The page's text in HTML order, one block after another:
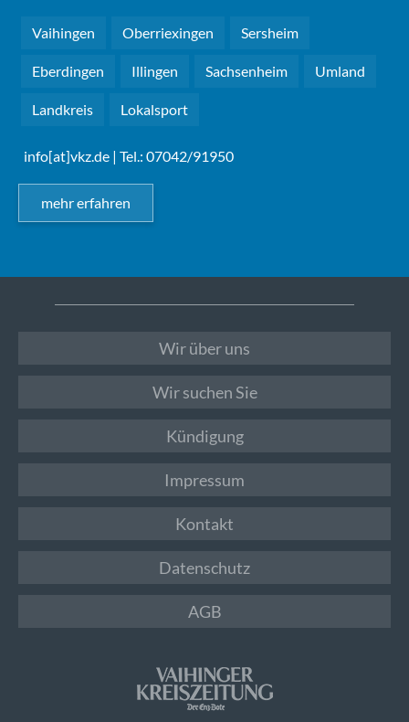
Vaihingen Oberriexingen Sersheim
Eberdingen Illingen Sachsenheim Umland
Landkreis Lokalsport
info[at]vkz.de | Tel.: 07042/91950
mehr erfahren
Wir über uns
Wir suchen Sie
Kündigung
Impressum
Kontakt
Datenschutz
AGB